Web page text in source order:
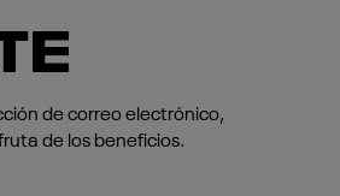
de correo electrónico,
de los beneficios.